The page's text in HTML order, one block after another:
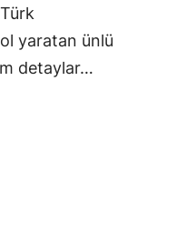
yaratan ünlü
detaylar…